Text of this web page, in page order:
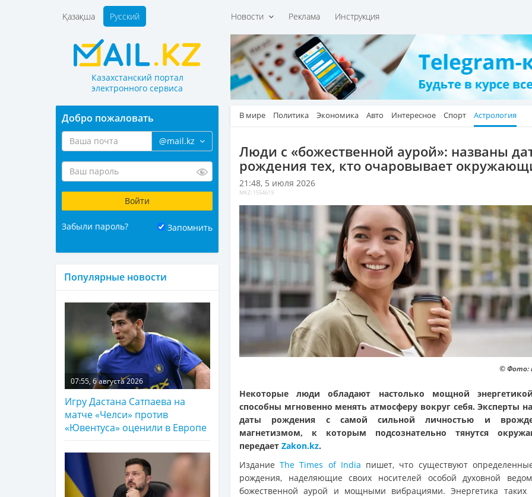
Новости Реклама Инструкция
Қазақша Русский
Казахстанский портал
электронного сервиса
В мире Политика Экономика Авто Интересное Спорт Астрология
Люди с «божественной аурой»: названы
рождения тех, кто очаровывает
21:48, 5 июля 2026
MKZ: 1554619
© Фото:
Некоторые люди обладают настолько мощной
способны мгновенно менять атмосферу вокруг себя. Эксперты
даты рождения с самой сильной личностью и
магнетизмом, к которым подсознательно тянутся
передает Zakon.kz.
ИзданиеThe Times of India пишет, что существуют
рождения, наделяющие своих носителей особой духовной
божественной аурой и мощными вибрациями. Энергетика таких
Добро пожаловать
@mail.kz
Забыли пароль? Запомнить
Популярные новости
07:55, 6 августа 2026
Игру Дастана Сатпаева на
матче «Челси» против
«Ювентуса» оценили в Европе